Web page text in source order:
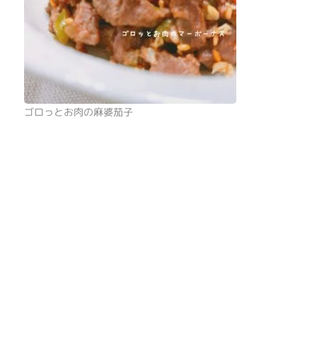
ゴロっとお肉の麻婆茄子